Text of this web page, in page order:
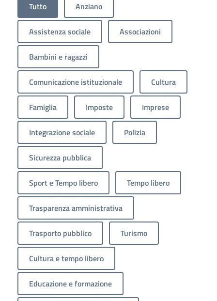
Tutto Anziano
Assistenza sociale Associazioni
Bambini e ragazzi
Comunicazione istituzionale Cultura
Famiglia Imposte Imprese
Integrazione sociale Polizia
Sicurezza pubblica
Sport e Tempo libero Tempo libero
Trasparenza amministrativa
Trasporto pubblico Turismo
Cultura e tempo libero
Educazione e formazione